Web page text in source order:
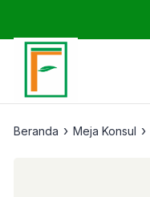
Beranda › Meja Konsul ›